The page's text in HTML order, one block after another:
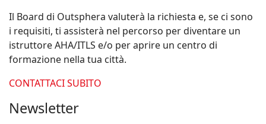
Il Board di Outsphera valuterà la richiesta e, se ci sono
i requisiti, ti assisterà nel percorso per diventare un
istruttore AHA/ITLS e/o per aprire un centro di
formazione nella tua città.
CONTATTACI SUBITO
Newsletter